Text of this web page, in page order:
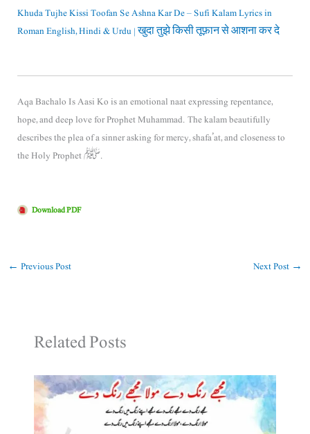
Khuda Tujhe Kissi Toofan Se Ashna Kar De – Sufi Kalam Lyrics in
Roman English, Hindi & Urdu | खुदा तुझे किसी तूफ़ान से आशना कर दे
Aqa Bachalo Is Aasi Ko is an emotional naat expressing repentance,
hope, and deep love forProphet Muhammad. The kalam beautifully
describes the plea of a sinner asking for mercy, shafa’at, and closeness to
the Holy Prophet ﷺ.
Download PDF
← Previous Post Next Post →
Related Posts